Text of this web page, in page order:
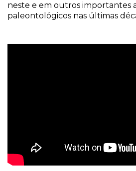
neste e em outros importantes
paleontológicos nas últimas